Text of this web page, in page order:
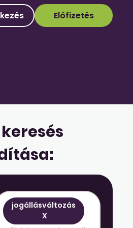
Előfizetés
jogállásváltozás
X